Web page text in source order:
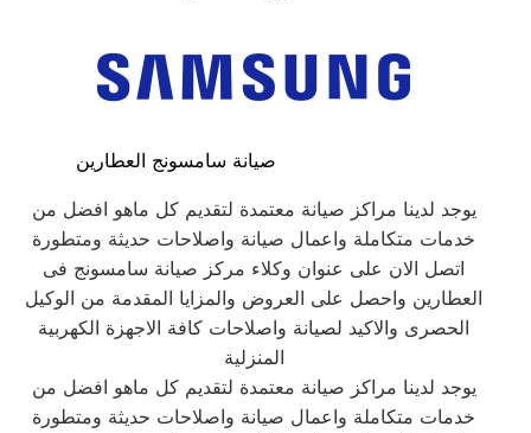
صيانة سامسونج العطارين
يوجد لدينا مراكز صيانة معتمدة لتقديم كل ماهو افضل من
خدمات متكاملة واعمال صيانة واصلاحات حديثة ومتطورة
اتصل الان على عنوان وكلاء مركز صيانة سامسونج فى
العطارين واحصل على العروض والمزايا المقدمة من الوكيل
الحصرى والاكيد لصيانة واصلاحات كافة الاجهزة الكهربية
المنزلية
يوجد لدينا مراكز صيانة معتمدة لتقديم كل ماهو افضل من
خدمات متكاملة واعمال صيانة واصلاحات حديثة ومتطورة